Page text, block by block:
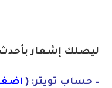
ليصلك إشعار
– حساب تويتر: (